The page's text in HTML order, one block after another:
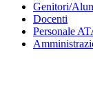
Genitori/
Docenti
Personale